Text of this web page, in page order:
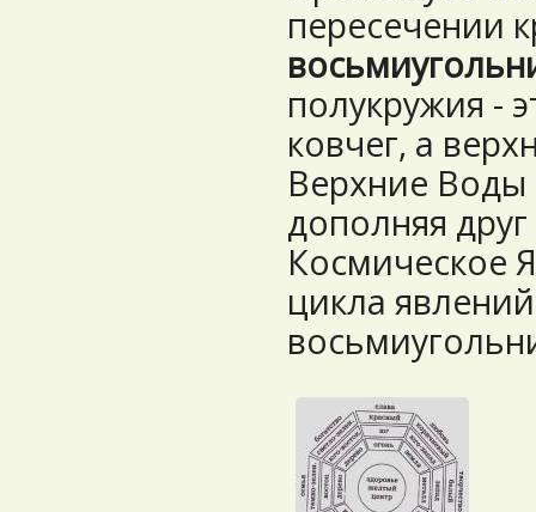
пересечении
полукружия -
ковчег, а
Верхние Воды
дополняя
Космическое
цикла